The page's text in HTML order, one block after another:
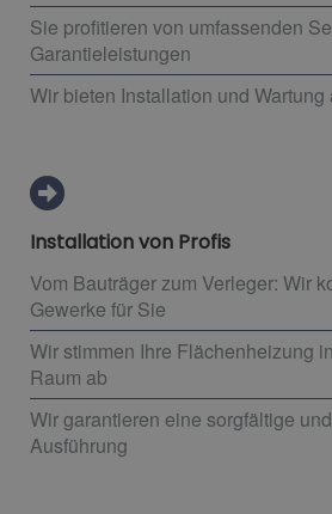
Sie profitieren von umfassenden
Garantieleistungen
Wir bieten Installation und
Installation von Profis
Vom Bauträger zum Verleger: Wir
Gewerke für Sie
Wir stimmen Ihre Flächenheizung
Raum ab
Wir garantieren eine sorgfältige
Ausführung